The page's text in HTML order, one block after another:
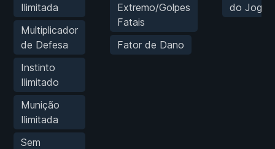
Ilimitada
Multiplicador
de Defesa
Instinto
Ilimitado
Munição
Ilimitada
Sem
Extremo/Golpes
Fatais
Fator de Dano
do Jogo